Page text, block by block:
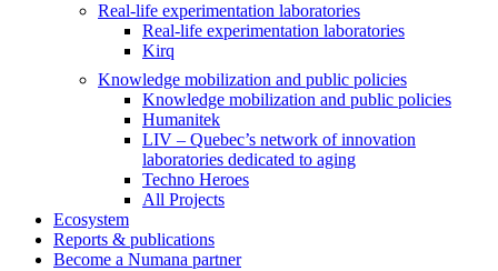
Real-life experimentation laboratories
Real-life experimentation laboratories
Kirq
Knowledge mobilization and public policies
Knowledge mobilization and public policies
Humanitek
LIV – Quebec’s network of innovation
laboratories dedicated to aging
Techno Heroes
All Projects
Ecosystem
Reports & publications
Become a Numana partner